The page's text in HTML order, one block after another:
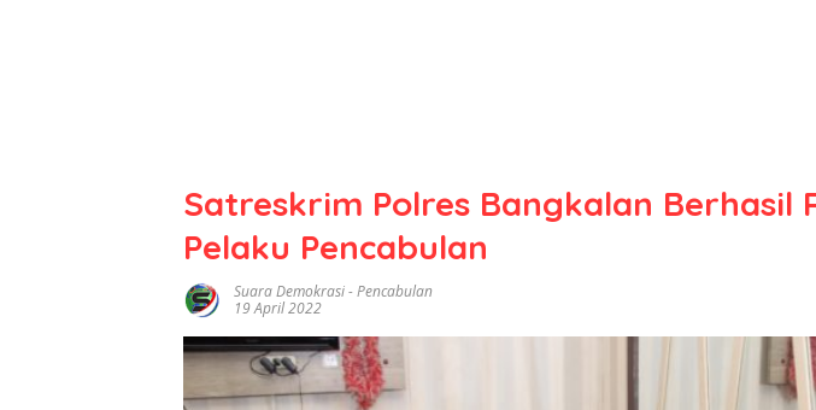
Satreskrim Polres Bangkalan Berhasil
Pelaku Pencabulan
Suara Demokrasi-Pencabulan
19 April 2022